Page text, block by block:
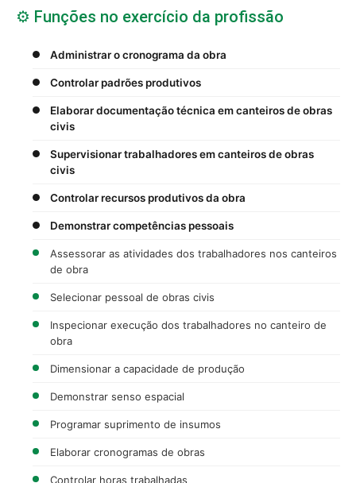
⚙️ Funções no exercício da profissão
Administrar o cronograma da obra
Controlar padrões produtivos
Elaborar documentação técnica em canteiros de obras
civis
Supervisionar trabalhadores em canteiros de obras
civis
Controlar recursos produtivos da obra
Demonstrar competências pessoais
Assessorar as atividades dos trabalhadores nos canteiros
de obra
Selecionar pessoal de obras civis
Inspecionar execução dos trabalhadores no canteiro de
obra
Dimensionar a capacidade de produção
Demonstrar senso espacial
Programar suprimento de insumos
Elaborar cronogramas de obras
Controlar horas trabalhadas